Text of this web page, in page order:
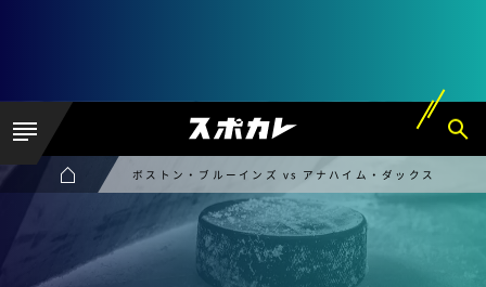
ボストン・ブルーインズ vs アナハイム・ダックス